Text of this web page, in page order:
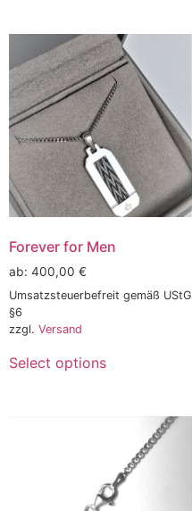
Forever for Men
ab: 400,00 €
Umsatzsteuerbefreit gemäß UStG
§6
zzgl. Versand
Select options